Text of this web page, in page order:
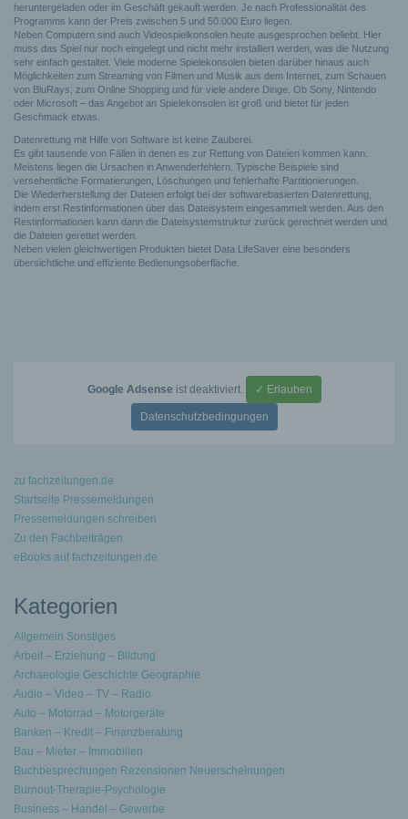
heruntergeladen oder im Geschäft gekauft werden. Je nach Professionalität des
Programms kann der Preis zwischen 5 und 50.000 Euro liegen.
Neben Computern sind auch Videospielkonsolen heute ausgesprochen beliebt. Hier
muss das Spiel nur noch eingelegt und nicht mehr installiert werden, was die Nutzung
sehr einfach gestaltet. Viele moderne Spielekonsolen bieten darüber hinaus auch
Möglichkeiten zum Streaming von Filmen und Musik aus dem Internet, zum Schauen
von BluRays, zum Online Shopping und für viele andere Dinge. Ob Sony, Nintendo
oder Microsoft – das Angebot an Spielekonsolen ist groß und bietet für jeden
Geschmack etwas.
Datenrettung mit Hilfe von Software ist keine Zauberei.
Es gibt tausende von Fällen in denen es zur Rettung von Dateien kommen kann.
Meistens liegen die Ursachen in Anwenderfehlern. Typische Beispiele sind
versehentliche Formatierungen, Löschungen und fehlerhafte Partitionierungen.
Die Wiederherstellung der Dateien erfolgt bei der softwarebasierten Datenrettung,
indem erst Restinformationen über das Dateisystem eingesammelt werden. Aus den
Restinformationen kann dann die Dateisystemstruktur zurück gerechnet werden und
die Dateien gerettet werden.
Neben vielen gleichwertigen Produkten bietet Data LifeSaver eine besonders
übersichtliche und effiziente Bedienungsoberfläche.
Google Adsense ist deaktiviert. ✓ Erlauben
Datenschutzbedingungen
zu fachzeitungen.de
Startseite Pressemeldungen
Pressemeldungen schreiben
Zu den Fachbeiträgen
eBooks auf fachzeitungen.de
Kategorien
Allgemein Sonstiges
Arbeit – Erziehung – Bildung
Archaeologie Geschichte Geographie
Audio – Video – TV – Radio
Auto – Motorrad – Motorgeräte
Banken – Kredit – Finanzberatung
Bau – Mieter – Immobilien
Buchbesprechungen Rezensionen Neuerscheinungen
Burnout-Therapie-Psychologie
Business – Handel – Gewerbe